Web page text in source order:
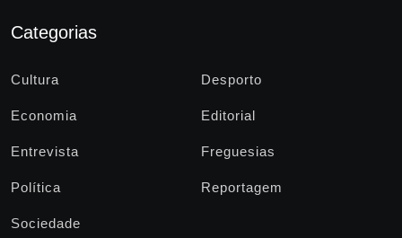
Categorias
Cultura Desporto
Economia Editorial
Entrevista Freguesias
Política Reportagem
Sociedade